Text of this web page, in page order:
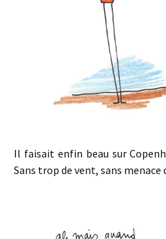
Il faisait enfin beau sur
Sans trop de vent, sans menace